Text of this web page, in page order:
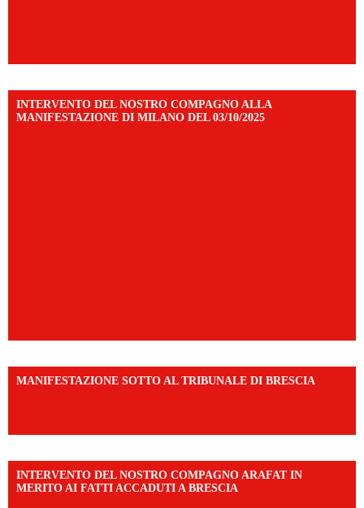
INTERVENTO DEL NOSTRO COMPAGNO ALLA
MANIFESTAZIONE DI MILANO DEL 03/10/2025
MANIFESTAZIONE SOTTO AL TRIBUNALE DI BRESCIA
INTERVENTO DEL NOSTRO COMPAGNO ARAFAT IN
MERITO AI FATTI ACCADUTI A BRESCIA